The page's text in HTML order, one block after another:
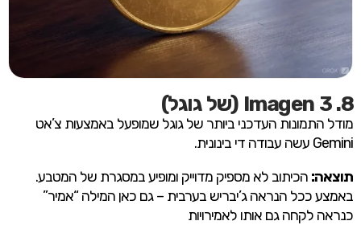
8. Imagen 3 (של גוגל)
מודל התמונות העדכני ביותר של גוגל שמופעל באמצעות צ’אט
Gemini עשה עבודה די בינונית.
תוצאה: הכיתוב לא מספיק מדוייק ומופיע במסגרת של המטבע.
באמצע ככל הנראה ג’יבריש בערבית – גם כאן המילה “אמיר”
כנראה לקחה גם אותו לאמירויות